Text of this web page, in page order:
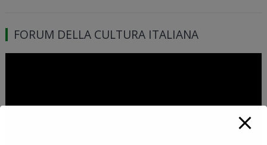
FORUM DELLA CULTURA ITALIANA